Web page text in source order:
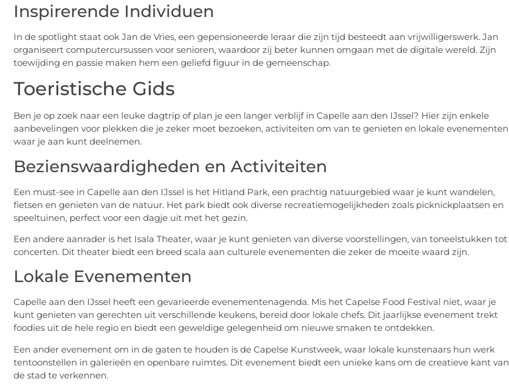
Inspirerende Individuen
In de spotlight staat ook Jan de Vries, een gepensioneerde leraar die zijn tijd besteedt aan vrijwilligerswerk. Jan
organiseert computercursussen voor senioren, waardoor zij beter kunnen omgaan met de digitale wereld. Zijn
toewijding en passie maken hem een geliefd figuur in de gemeenschap.
Toeristische Gids
Ben je op zoek naar een leuke dagtrip of plan je een langer verblijf in Capelle aan den IJssel? Hier zijn enkele
aanbevelingen voor plekken die je zeker moet bezoeken, activiteiten om van te genieten en lokale evenementen
waar je aan kunt deelnemen.
Bezienswaardigheden en Activiteiten
Een must-see in Capelle aan den IJssel is het Hitland Park, een prachtig natuurgebied waar je kunt wandelen,
fietsen en genieten van de natuur. Het park biedt ook diverse recreatiemogelijkheden zoals picknickplaatsen en
speeltuinen, perfect voor een dagje uit met het gezin.
Een andere aanrader is het Isala Theater, waar je kunt genieten van diverse voorstellingen, van toneelstukken tot
concerten. Dit theater biedt een breed scala aan culturele evenementen die zeker de moeite waard zijn.
Lokale Evenementen
Capelle aan den IJssel heeft een gevarieerde evenementenagenda. Mis het Capelse Food Festival niet, waar je
kunt genieten van gerechten uit verschillende keukens, bereid door lokale chefs. Dit jaarlijkse evenement trekt
foodies uit de hele regio en biedt een geweldige gelegenheid om nieuwe smaken te ontdekken.
Een ander evenement om in de gaten te houden is de Capelse Kunstweek, waar lokale kunstenaars hun werk
tentoonstellen in galerieën en openbare ruimtes. Dit evenement biedt een unieke kans om de creatieve kant van
de stad te verkennen.